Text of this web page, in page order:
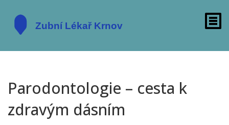
Parodontologie – cesta k
zdravým dásním